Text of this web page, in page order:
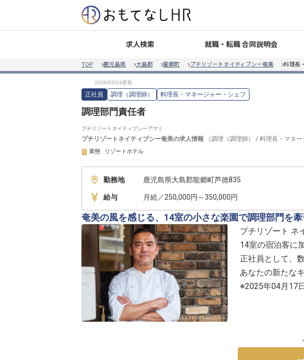
求人検索 就職・転職 合同説明会
TOP 鹿児島県 大島郡 龍郷町 プチリゾートネイティブシー奄美 料理長
正社員 調理（調理師） 料理長・マネージャー・シェフ
調理部門責任者
プチリゾートネイティブシーアマミ
プチリゾートネイティブシー奄美の求人情報 （調理（調理師） / 料理長・マネ
業態 リゾートホテル
勤務地 鹿児島県大島郡龍郷町芦徳835
給与 月給／250,000円～350,000円
奄美の風を感じる、14室の小さな楽園で調理部門を牽
プチリゾート ネ
14室の宿泊客に
正社員として、
あなたの新たな
※2025年04月17